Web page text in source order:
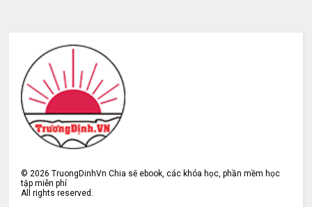
©2026 TruongDinhVn Chia sẽ ebook, các khóa học, phần mềm học
tập miễn phí
All rights reserved.